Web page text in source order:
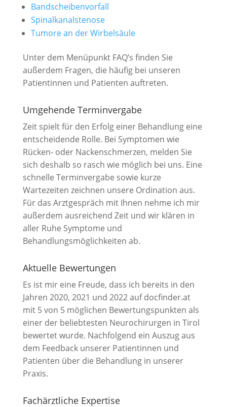
Bandscheibenvorfall
Spinalkanalstenose
Tumore an der Wirbelsäule
Unter dem Menüpunkt FAQ’s finden Sie
außerdem Fragen, die häufig bei unseren
Patientinnen und Patienten auftreten.
Umgehende Terminvergabe
Zeit spielt für den Erfolg einer Behandlung eine
entscheidende Rolle. Bei Symptomen wie
Rücken- oder Nackenschmerzen, melden Sie
sich deshalb so rasch wie möglich bei uns. Eine
schnelle Terminvergabe sowie kurze
Wartezeiten zeichnen unsere Ordination aus.
Für das Arztgespräch mit Ihnen nehme ich mir
außerdem ausreichend Zeit und wir klären in
aller Ruhe Symptome und
Behandlungsmöglichkeiten ab.
Aktuelle Bewertungen
Es ist mir eine Freude, dass ich bereits in den
Jahren 2020, 2021 und 2022 auf docfinder.at
mit 5 von 5 möglichen Bewertungspunkten als
einer der beliebtesten Neurochirurgen in Tirol
bewertet wurde. Nachfolgend ein Auszug aus
dem Feedback unserer Patientinnen und
Patienten über die Behandlung in unserer
Praxis.
Fachärztliche Expertise